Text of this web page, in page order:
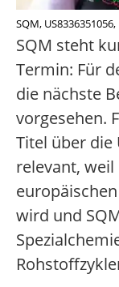
SQM,
SQM steht
Termin: Für
die nächste
vorgesehen.
Titel über die
relevant,
wird und